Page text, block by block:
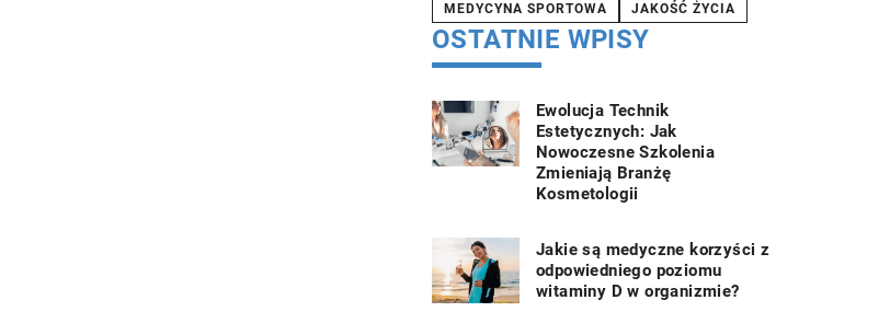
MEDYCYNA SPORTOWA
JAKOŚĆ ŻYCIA
OSTATNIE WPISY
Ewolucja Technik
Estetycznych: Jak
Nowoczesne Szkolenia
Zmieniają Branżę
Kosmetologii
Jakie są medyczne korzyści z
odpowiedniego poziomu
witaminy D w organizmie?